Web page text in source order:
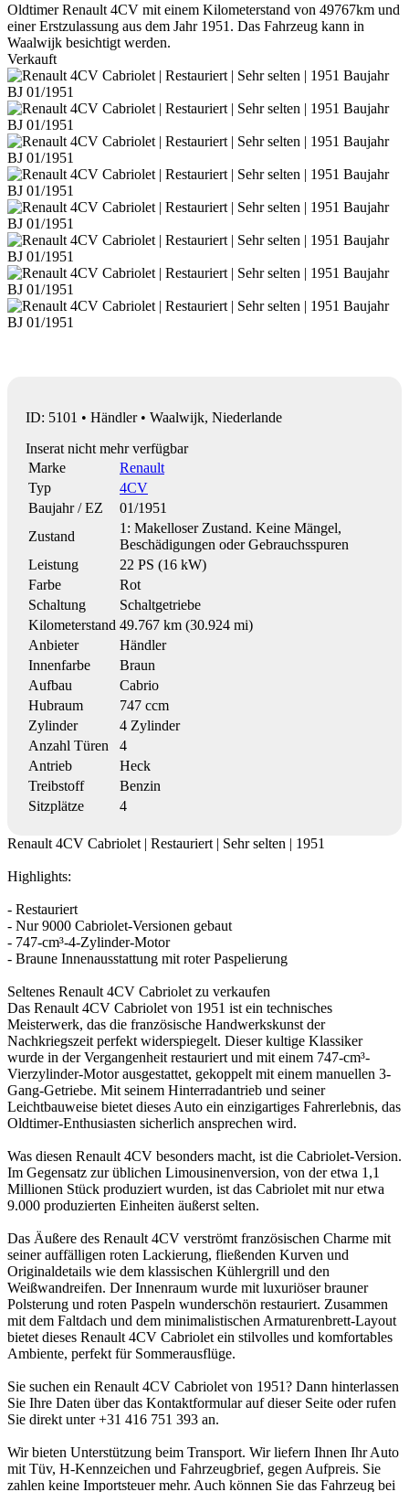
Oldtimer Renault 4CV mit einem Kilometerstand von 49767km und
einer Erstzulassung aus dem Jahr 1951. Das Fahrzeug kann in
Waalwijk besichtigt werden.
Verkauft
ID: 5101 • Händler • Waalwijk, Niederlande
Inserat nicht mehr verfügbar
Marke
Renault
Typ
4CV
Baujahr / EZ
01/1951
Zustand
1: Makelloser Zustand. Keine Mängel,
Beschädigungen oder Gebrauchsspuren
Leistung
22 PS (16 kW)
Farbe
Rot
Schaltung
Schaltgetriebe
Kilometerstand 49.767 km (30.924 mi)
Anbieter
Händler
Innenfarbe
Braun
Aufbau
Cabrio
Hubraum
747 ccm
Zylinder
4 Zylinder
Anzahl Türen
4
Antrieb
Heck
Treibstoff
Benzin
Sitzplätze
4
Renault 4CV Cabriolet | Restauriert | Sehr selten | 1951
Highlights:
- Restauriert
- Nur 9000 Cabriolet-Versionen gebaut
- 747-cm³-4-Zylinder-Motor
- Braune Innenausstattung mit roter Paspelierung
Seltenes Renault 4CV Cabriolet zu verkaufen
Das Renault 4CV Cabriolet von 1951 ist ein technisches
Meisterwerk, das die französische Handwerkskunst der
Nachkriegszeit perfekt widerspiegelt. Dieser kultige Klassiker
wurde in der Vergangenheit restauriert und mit einem 747-cm³-
Vierzylinder-Motor ausgestattet, gekoppelt mit einem manuellen 3-
Gang-Getriebe. Mit seinem Hinterradantrieb und seiner
Leichtbauweise bietet dieses Auto ein einzigartiges Fahrerlebnis, das
Oldtimer-Enthusiasten sicherlich ansprechen wird.
Was diesen Renault 4CV besonders macht, ist die Cabriolet-Version.
Im Gegensatz zur üblichen Limousinenversion, von der etwa 1,1
Millionen Stück produziert wurden, ist das Cabriolet mit nur etwa
9.000 produzierten Einheiten äußerst selten.
Das Äußere des Renault 4CV verströmt französischen Charme mit
seiner auffälligen roten Lackierung, fließenden Kurven und
Originaldetails wie dem klassischen Kühlergrill und den
Weißwandreifen. Der Innenraum wurde mit luxuriöser brauner
Polsterung und roten Paspeln wunderschön restauriert. Zusammen
mit dem Faltdach und dem minimalistischen Armaturenbrett-Layout
bietet dieses Renault 4CV Cabriolet ein stilvolles und komfortables
Ambiente, perfekt für Sommerausflüge.
Sie suchen ein Renault 4CV Cabriolet von 1951? Dann hinterlassen
Sie Ihre Daten über das Kontaktformular auf dieser Seite oder rufen
Sie direkt unter +31 416 751 393 an.
Wir bieten Unterstützung beim Transport. Wir liefern Ihnen Ihr Auto
mit Tüv, H-Kennzeichen und Fahrzeugbrief, gegen Aufpreis. Sie
zahlen keine Importsteuer mehr. Auch können Sie das Fahrzeug bei